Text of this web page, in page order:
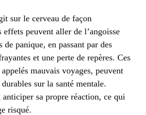
sur le cerveau de façon
peuvent aller de l’angoisse
de panique, en passant par des
et une perte de repères. Ces
mauvais voyages, peuvent
sur la santé mentale.
anticiper sa propre réaction, ce qui
risqué.